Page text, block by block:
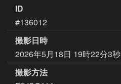
ID
#136012
撮影日時
2026年5月18日 19時22分3秒
撮影方法